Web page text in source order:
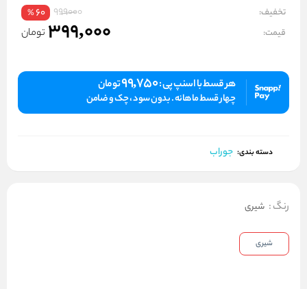
تخفیف: 999000
60
%
قیمت: 399,000 تومان
هر قسط با اسنپ پی :99,750تومان
چهار قسط ماهانه . بدون سود ، چک و ضامن
دسته بندی: جوراب
رنگ: شیری
شیری